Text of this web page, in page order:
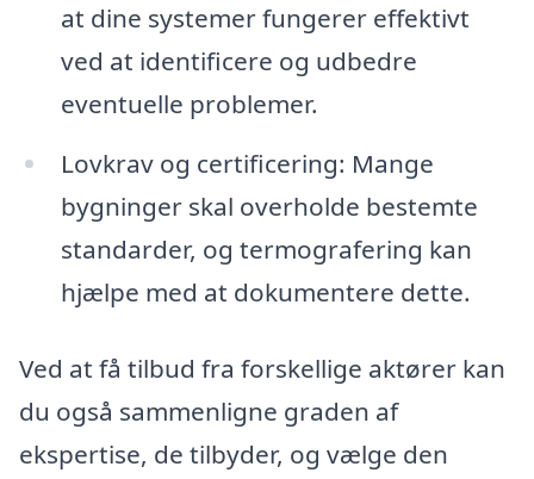
at dine systemer fungerer effektivt
ved at identificere og udbedre
eventuelle problemer.
Lovkrav og certificering: Mange
bygninger skal overholde bestemte
standarder, og termografering kan
hjælpe med at dokumentere dette.
Ved at få tilbud fra forskellige aktører kan
du også sammenligne graden af
ekspertise, de tilbyder, og vælge den